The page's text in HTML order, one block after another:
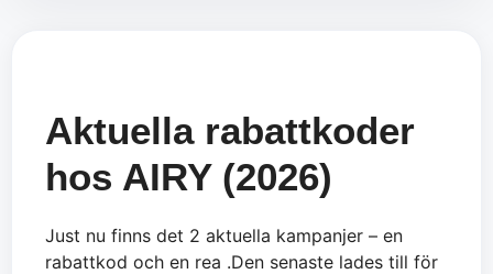
Aktuella rabattkoder
hos AIRY (2026)
Just nu finns det 2 aktuella kampanjer – en
rabattkod och en rea .Den senaste lades till för